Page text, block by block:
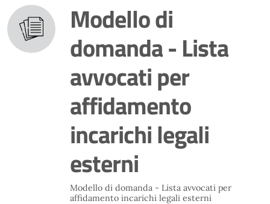
Modello di
domanda - Lista
avvocati per
affidamento
incarichi legali
esterni
Modello di domanda - Lista avvocati per
affidamento incarichi legali esterni